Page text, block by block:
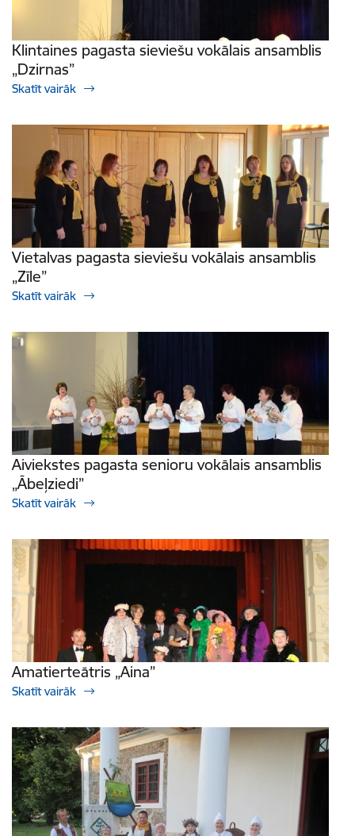
Klintaines pagasta sieviešu vokālais ansamblis
„Dzirnas”
Skatīt vairāk
Vietalvas pagasta sieviešu vokālais ansamblis
„Zīle”
Skatīt vairāk
Aiviekstes pagasta senioru vokālais ansamblis
„Ābeļziedi”
Skatīt vairāk
Amatierteātris „Aina”
Skatīt vairāk